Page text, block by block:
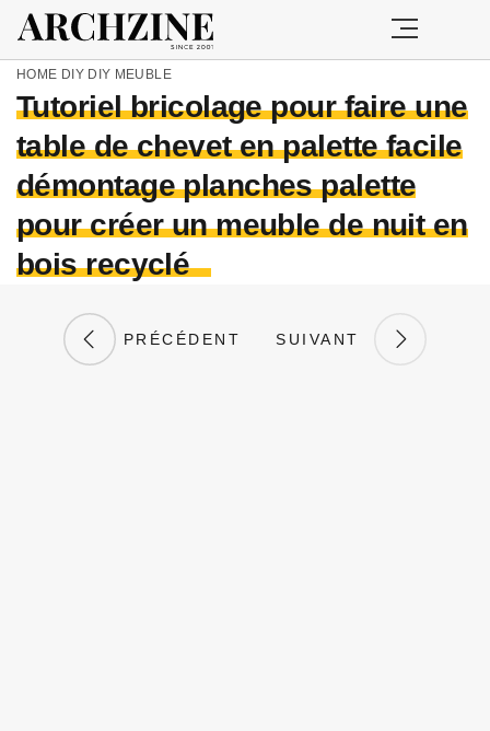
HOME DIY DIY MEUBLE
Tutoriel bricolage pour faire une
table de chevet en palette facile
démontage planches palette
pour créer un meuble de nuit en
bois recyclé
PRÉCÉDENT SUIVANT